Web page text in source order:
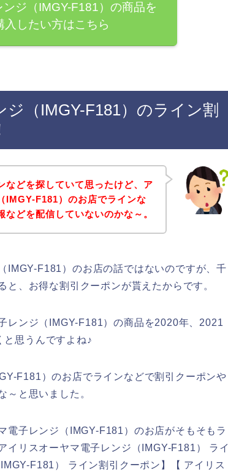
ジ（IMGY-F181）の商品を
入したい方はこちら
（IMGY-F181）のライン割
などを探していて思ったけど、ア
IMGY-F181）のお店でラインな
どを配信していないのかな～。
IMGY-F181）のお店の話ではないのですが、千
、お得な割引クーポンが貰えたからです。
レンジ（IMGY-F181）の商品を2020年、2021
思うんですよね♪
F181）のお店でラインなどで割引クーポンや
～と思いました。
電子レンジ（IMGY-F181）のお店がそもそもラ
イリスオーヤマ電子レンジ（IMGY-F181） ライ
F181） ライン割引クーポン】【 アイリス